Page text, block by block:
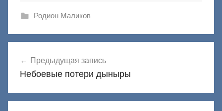
Родион Маликов
по
Предыдущая запись
Небоевые потери дыныры